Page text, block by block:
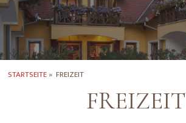
STARTSEITE» FREIZEIT
FREIZEIT